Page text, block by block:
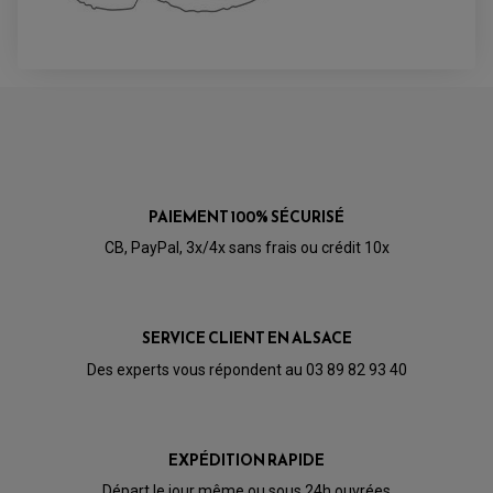
PARTIE CYCLE QUAD
COLONNE DE DIRECTION QUAD
KIT RECONDITIONNEMENT TRIANGLE
LEVIER DE FREIN ET D'EMBRAYAGE
PAIEMENT 100% SÉCURISÉ
CB, PayPal, 3x/4x sans frais ou crédit 10x
SERVICE CLIENT EN ALSACE
Des experts vous répondent au 03 89 82 93 40
EXPÉDITION RAPIDE